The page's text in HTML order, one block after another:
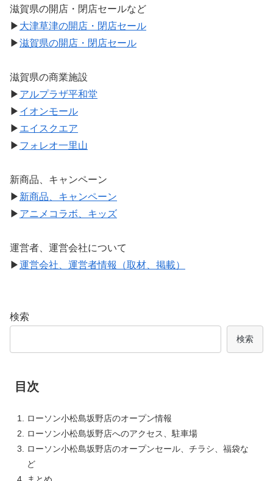
滋賀県の開店・閉店セールなど
▶ 大津草津の開店・閉店セール
▶滋賀県の開店・閉店セール
滋賀県の商業施設
▶ アルプラザ平和堂
▶ イオンモール
▶ エイスクエア
▶ フォレオ一里山
新商品、キャンペーン
▶ 新商品、キャンペーン
▶ アニメコラボ、キッズ
運営者、運営会社について
▶運営会社、運営者情報（取材、掲載）
検索
検索
目次
ローソン小松島坂野店のオープン情報
ローソン小松島坂野店へのアクセス、駐車場
ローソン小松島坂野店のオープンセール、チラシ、福袋な
ど